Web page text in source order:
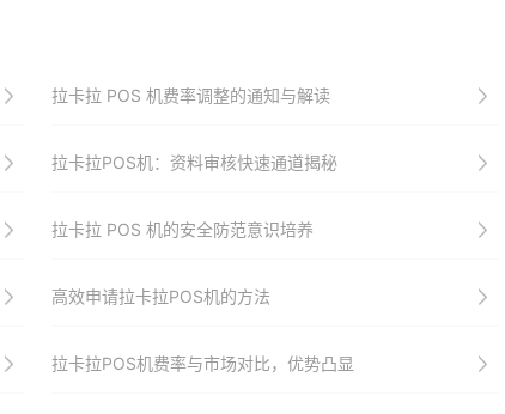
拉卡拉 POS 机费率调整的通知与解读
拉卡拉POS机：资料审核快速通道揭秘
拉卡拉 POS 机的安全防范意识培养
高效申请拉卡拉POS机的方法
拉卡拉POS机费率与市场对比，优势凸显